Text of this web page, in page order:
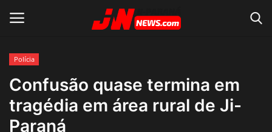
Home
Polícia
Confusão quase termina em
tragédia em área rural de Ji-
Paraná